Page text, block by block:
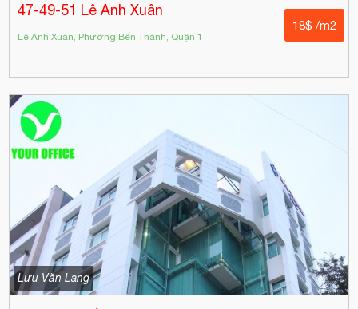
47-49-51 Lê Anh Xuân
Lê Anh Xuân, Phường Bến Thành, Quận 1
18$ /m2
Lưu Văn Lang